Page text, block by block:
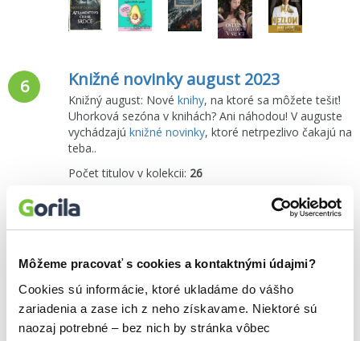
Môžeme pracovať s cookies a kontaktnými údajmi?
Cookies sú informácie, ktoré ukladáme do vášho
zariadenia a zase ich z neho získavame. Niektoré sú
naozaj potrebné – bez nich by stránka vôbec
6 Knižné novinky august 2023
Knižný august: Nové knihy, na ktoré sa môžete tešiť!
Uhorková sezóna v knihách? Ani náhodou! V auguste
vychádzajú knižné novinky, ktoré netrpezlivo čakajú na
teba..
Počet titulov v kolekcii: 26
7 Knižné novinky júl 2023
Knižný JÚL: Novéknihy, na ktoré sa môžete tešiť!
Uhorková sezóna v knihách? Ani náhodou! V júli
knižné novinky